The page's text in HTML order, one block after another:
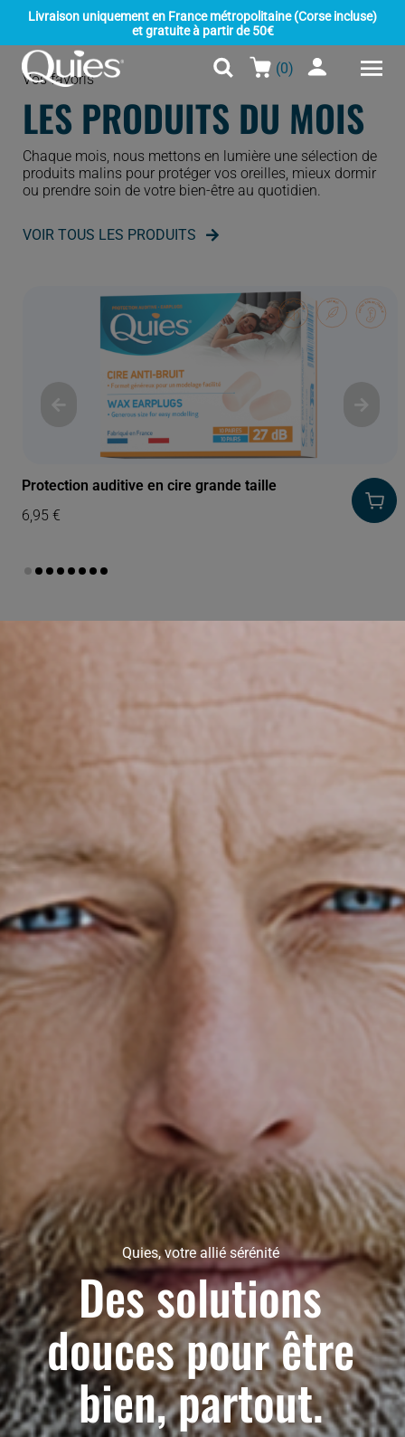
Passer
contenu
à
Produits
Orgakiddy
La marque
(0)
Livraison uniquement en France métropolitaine (Corse incluse)
et gratuite à partir de 50€
Vos favoris
LES PRODUITS DU MOIS
Chaque mois, nous mettons en lumière une sélection de
produits malins pour protéger vos oreilles, mieux dormir
ou prendre soin de votre bien-être au quotidien.
VOIR TOUS LES PRODUITS
Protection auditive en cire grande taille
6,95€
Quies, votre allié sérénité
Des solutions
douces pour être
bien, partout.